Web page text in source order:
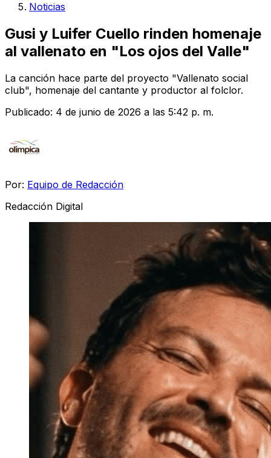
Noticias
Gusi y Luifer Cuello rinden homenaje
al vallenato en "Los ojos del Valle"
La canción hace parte del proyecto "Vallenato social
club", homenaje del cantante y productor al folclor.
Publicado: 4 de junio de 2026 a las 5:42 p. m.
Por: Equipo de Redacción
Redacción Digital